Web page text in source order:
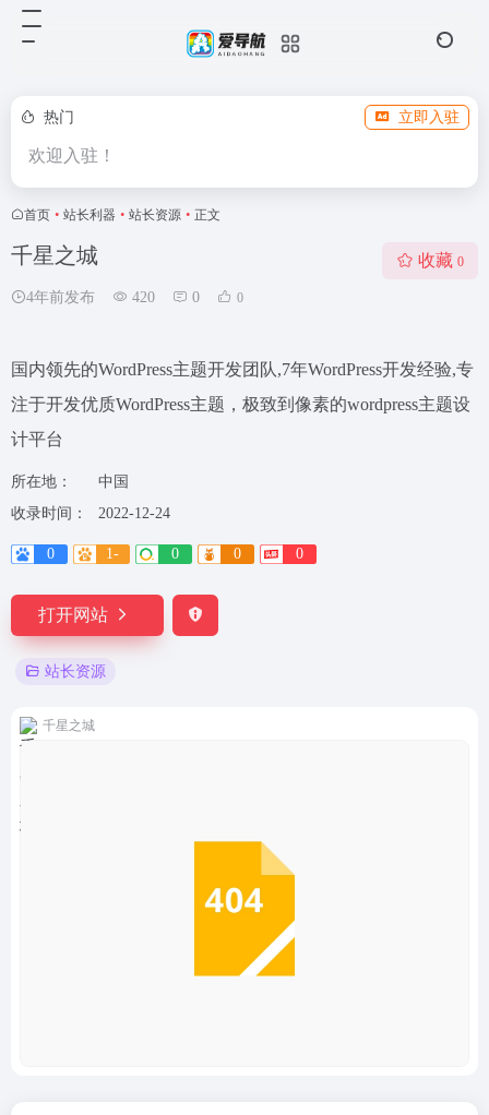
热门 立即入驻
欢迎入驻！
首页 • 站长利器 • 站长资源 • 正文
千星之城
4年前发布 420 0 0
收藏 0
国内领先的WordPress主题开发团队,7年WordPress开发经验,专
注于开发优质WordPress主题，极致到像素的wordpress主题设
计平台
所在地：
中国
收录时间：
2022-12-24
0 1- 0 0 0
打开网站
站长资源
千星之城